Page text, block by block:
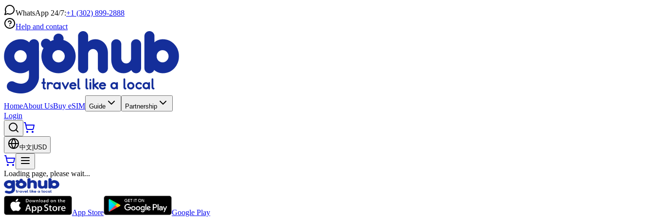
WhatsApp 24/7:+1 (302) 899-2888
Help and contact
HomeAbout UsBuy eSIM Guide Partnership
Login
中文 USD
Loading page, please wait...
App Store Google Play